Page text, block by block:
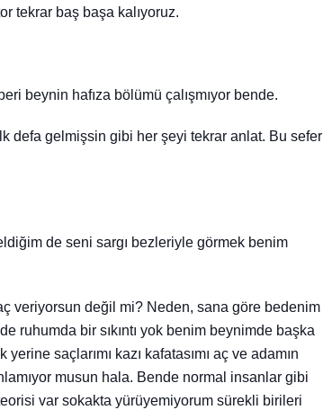
tekrar baş başa kalıyoruz.
beynin hafıza bölümü çalışmıyor bende.
defa gelmişsin gibi her şeyi tekrar anlat. Bu sefer
de seni sargı bezleriyle görmek benim
veriyorsun değil mi? Neden, sana göre bedenim
ruhumda bir sıkıntı yok benim beynimde başka
saçlarımı kazı kafatasımı aç ve adamın
musun hala. Bende normal insanlar gibi
var sokakta yürüyemiyorum sürekli birileri